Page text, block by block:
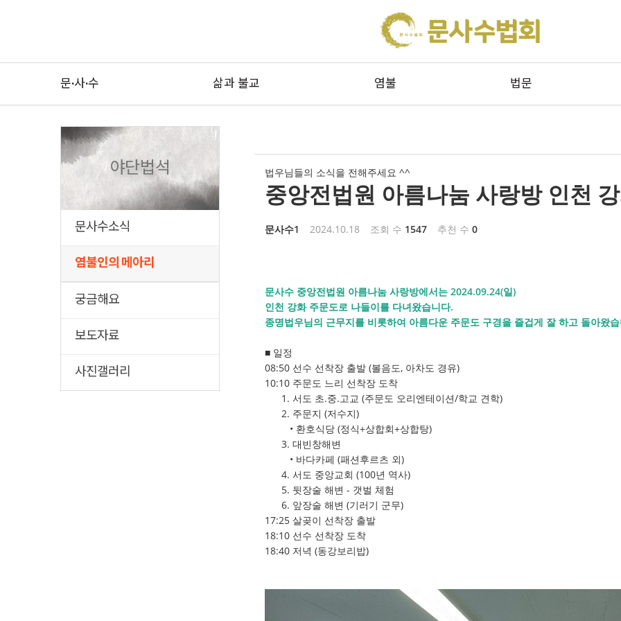
문·사·수 삶과 불교 염불 법문
야단법석
문사수소식
염불인의 메아리
궁금해요
보도자료
사진갤러리
법우님들의 소식을 전해주세요 ^^
중앙전법원 아름나눔 사랑방 인천
문사수1 2024.10.18 조회 수 1547 추천 수 0
문사수 중앙전법원 아름나눔 사랑방에서는 2024.09.24(일)
인천 강화 주문도로 나들이를 다녀왔습니다.
종명법우님의 근무지를 비롯하여 아름다운 주문도 구경을 즐겁게 잘 하고 돌아왔
■ 일정
08:50 선수 선착장 출발 (볼음도, 아차도 경유)
10:10 주문도 느리 선착장 도착
1. 서도 초.중.고교 (주문도 오리엔테이션/학교 견학)
2. 주문지 (저수지)
• 환호식당 (정식+상합회+상합탕)
3. 대빈창해변
• 바다카페 (패션후르츠 외)
4. 서도 중앙교회 (100년 역사)
5. 뒷장술 해변 - 갯벌 체험
6. 앞장술 해변 (기러기 군무)
17:25 살곶이 선착장 출발
18:10 선수 선착장 도착
18:40 저녁 (동강보리밥)